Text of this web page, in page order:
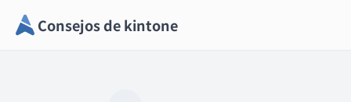
Consejos de kintone